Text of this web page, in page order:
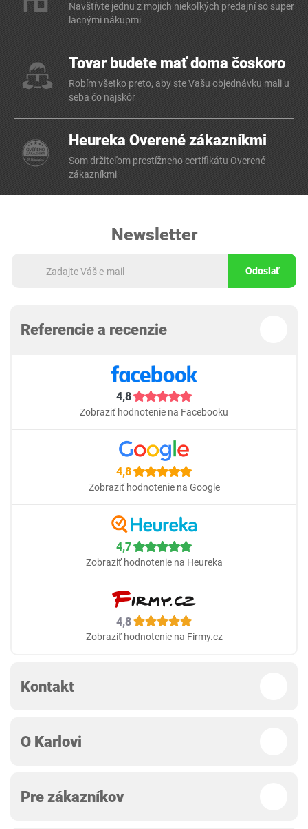
Navštívte jednu z mojich niekoľkých predajní so super
lacnými nákupmi
Tovar budete mať doma čoskoro
Robím všetko preto, aby ste Vašu objednávku mali u
seba čo najskôr
Heureka Overené zákazníkmi
Som držiteľom prestížneho certifikátu Overené
zákazníkmi
Newsletter
Odoslať
Referencie a recenzie
4,8
Zobraziť hodnotenie na Facebooku
4,8
Zobraziť hodnotenie na Google
4,7
Zobraziť hodnotenie na Heureka
4,8
Zobraziť hodnotenie na Firmy.cz
Kontakt
O Karlovi
Pre zákazníkov